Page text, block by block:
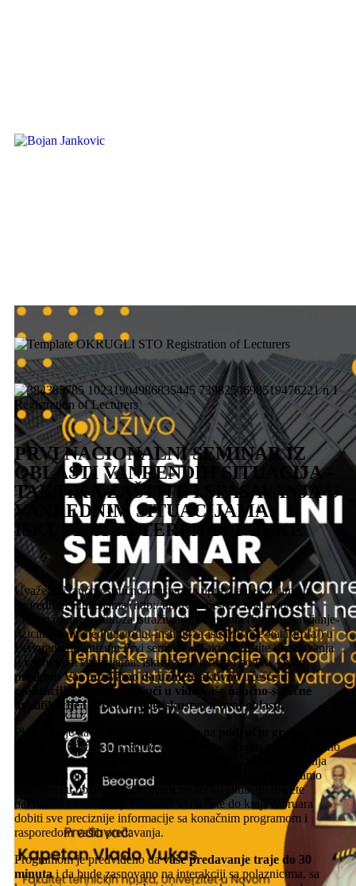
PRVI NACIONALNI SEMINAR IZ
OBLASTI VANRENDIH SITUACIJA -
TAKTIKA ZAŠTITE I SPASAVANJA U
VANREDNIM SITUACIJAMA:
ISKUSTVA SA TERENA I POUKE
Uvaženi, Naučno-stručno društvo za upravljanje rizicima u
vanrednim situacijama (http://upravljanje-rizicima.com/) i
Međunarodni institut za istraživanje katastrofa (http://upravljanje-
rizicima.com/medjunarodni-institut-za-istrazivanje-katastrofa/) u
Beogradu organizuju Prvi seminar – Taktika zaštite i spasavanja
u vanrednim situacijama: iskustva sa terena i pouke.Ovom
prilikom Vas pozivamo da uzmete aktivno učešće u
realizaciji seminara imajući u vidu vaše naučno-stručne
kvalifikacije i neprocenjivo iskustvo u ovoj oblasti.
Planirano je da se seminar organizuje na
Beograda(bićete naknadno obavešteni o tačnom mestu odnosno
sali za konferencije), sredinom aprila. Tačan datum održavanja
seminara u aprilu mesecu nismo u mogućnosti da preciziramo
uzimajući u obzir aktuelnu epidemiološku situaciju (bićete
naknadno obavešteni). Nadamo se da ćete do kraja februara
dobiti sve preciznije informacije sa konačnim programom i
rasporedom vaših predavanja.
Programom je predviđeno davaše predavanje traje do 30
minutai da bude zasnovano na interakciji sa polaznicima, sa